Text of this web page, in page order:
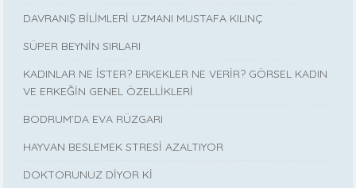
DAVRANIŞ BİLİMLERİ UZMANI MUSTAFA KILINÇ
SÜPER BEYNİN SIRLARI
KADINLAR NE İSTER? ERKEKLER NE VERİR? GÖRSEL KADIN
VE ERKEĞİN GENEL ÖZELLİKLERİ
BODRUM’DA EVA RÜZGARI
HAYVAN BESLEMEK STRESİ AZALTIYOR
DOKTORUNUZ DİYOR Kİ